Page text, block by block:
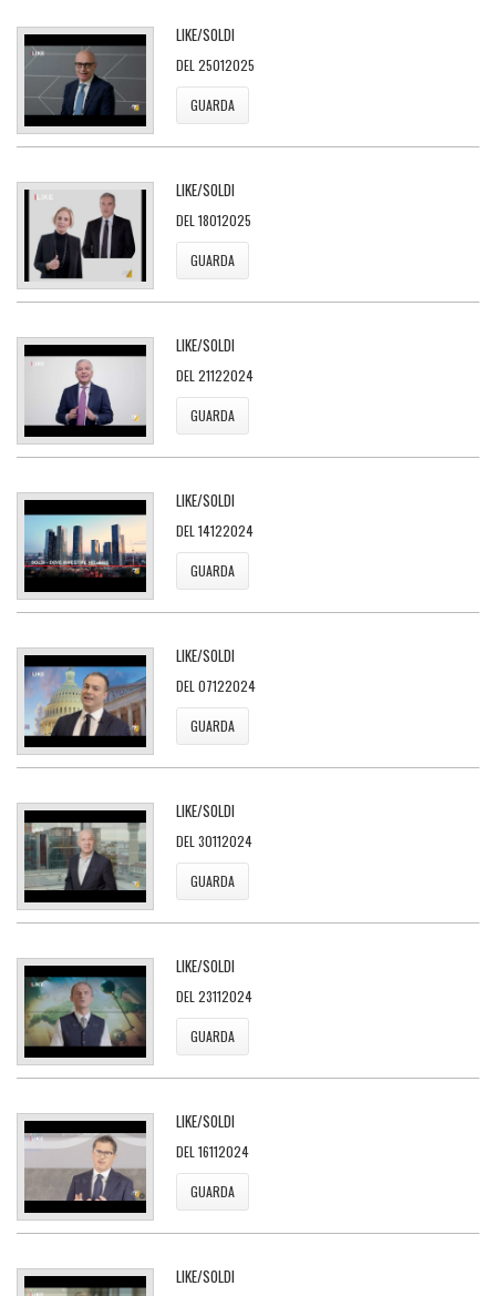
LIKE/SOLDI
DEL 25012025
GUARDA
LIKE/SOLDI
DEL 18012025
GUARDA
LIKE/SOLDI
DEL 21122024
GUARDA
LIKE/SOLDI
DEL 14122024
GUARDA
LIKE/SOLDI
DEL 07122024
GUARDA
LIKE/SOLDI
DEL 30112024
GUARDA
LIKE/SOLDI
DEL 23112024
GUARDA
LIKE/SOLDI
DEL 16112024
GUARDA
LIKE/SOLDI